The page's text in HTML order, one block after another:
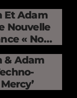
Et Adam
Nouvelle
« No
& Adam